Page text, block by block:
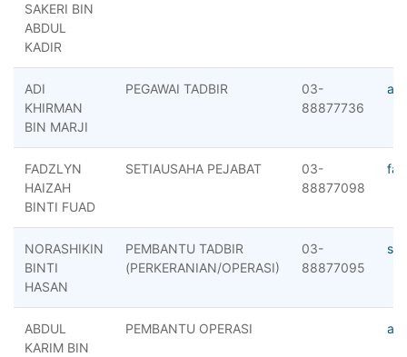
SAKERI BIN
ABDUL
KADIR
ADI
KHIRMAN
BIN MARJI
PEGAWAI TADBIR
03-
88877736
FADZLYN
HAIZAH
BINTI FUAD
SETIAUSAHA PEJABAT
03-
88877098
NORASHIKIN
BINTI
HASAN
PEMBANTU TADBIR
(PERKERANIAN/OPERASI)
03-
88877095
ABDUL
KARIM BIN
PEMBANTU OPERASI